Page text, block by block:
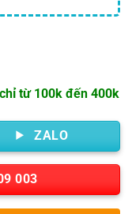
từ 100k đến 400k
ZALO
003